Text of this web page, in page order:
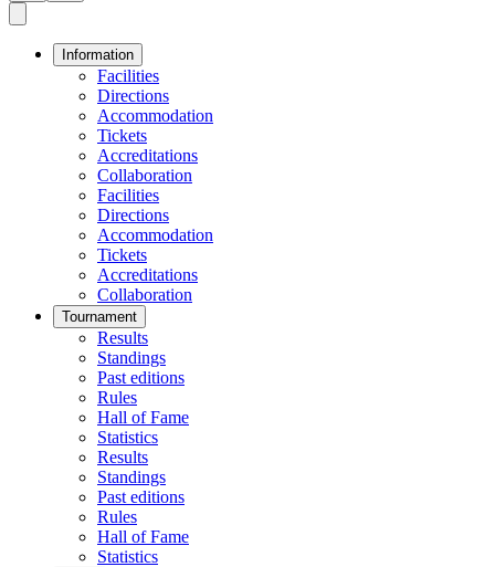
Information
Facilities
Directions
Accommodation
Tickets
Accreditations
Collaboration
Facilities
Directions
Accommodation
Tickets
Accreditations
Collaboration
Tournament
Results
Standings
Past editions
Rules
Hall of Fame
Statistics
Results
Standings
Past editions
Rules
Hall of Fame
Statistics